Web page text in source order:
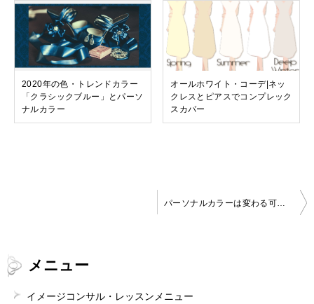
2020年の色・トレンドカラー
「クラシックブルー」とパーソ
ナルカラー
オールホワイト・コーデ|ネッ
クレスとピアスでコンプレック
スカバー
ビ
ゲ
メニュー
イメージコンサル・レッスンメニュー